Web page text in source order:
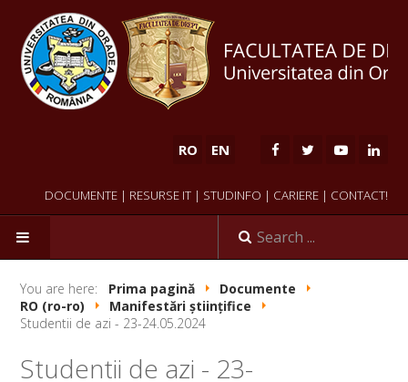
RO EN
DOCUMENTE | RESURSE IT | STUDINFO | CARIERE | CONTACT!
HOME
You are here: Prima pagină
Documente
RO (ro-ro)
Manifestări științifice
Studentii de azi - 23-24.05.2024
Studentii de azi - 23-